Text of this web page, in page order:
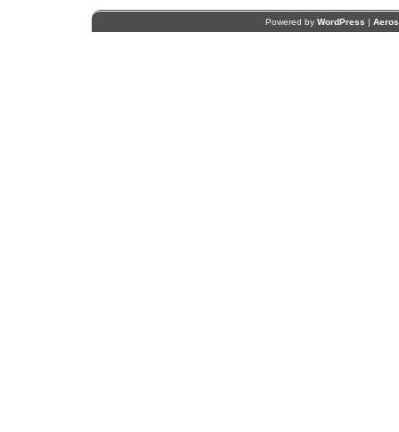
Powered by WordPress |